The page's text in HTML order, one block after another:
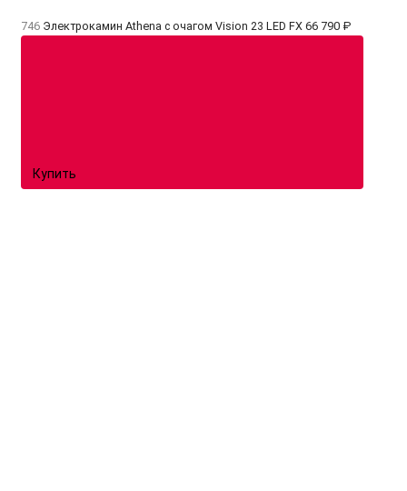
746 Электрокамин Athena с очагом Vision 23 LED FX 66 790 ₽
Купить